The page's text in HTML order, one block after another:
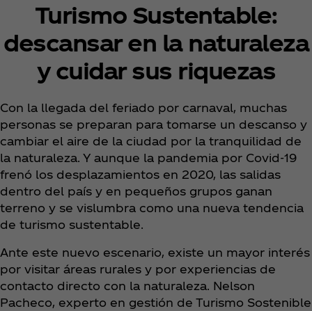
Turismo Sustentable:
descansar en la naturaleza
y cuidar sus riquezas
Con la llegada del feriado por carnaval, muchas
personas se preparan para tomarse un descanso y
cambiar el aire de la ciudad por la tranquilidad de
la naturaleza. Y aunque la pandemia por Covid-19
frenó los desplazamientos en 2020, las salidas
dentro del país y en pequeños grupos ganan
terreno y se vislumbra como una nueva tendencia
de turismo sustentable.
Ante este nuevo escenario, existe un mayor interés
por visitar áreas rurales y por experiencias de
contacto directo con la naturaleza. Nelson
Pacheco, experto en gestión de Turismo Sostenible